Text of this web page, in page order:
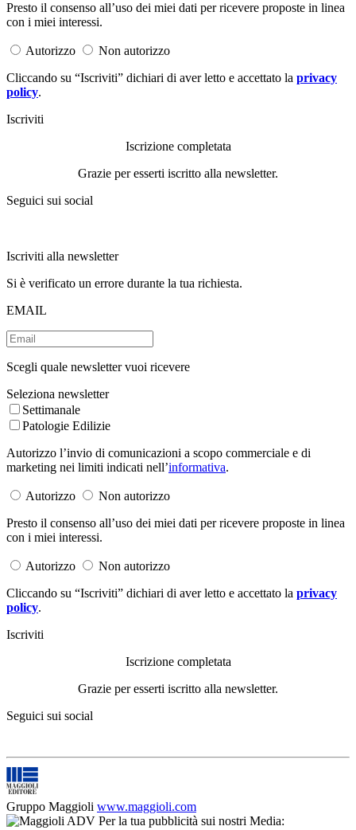
Presto il consenso all’uso dei miei dati per ricevere proposte in linea
con i miei interessi.
Autorizzo
Non autorizzo
Cliccando su “Iscriviti” dichiari di aver letto e accettato la privacy
policy.
Iscriviti
Iscrizione completata
Grazie per esserti iscritto alla newsletter.
Seguici sui social
Iscriviti alla newsletter
Si è verificato un errore durante la tua richiesta.
EMAIL
Scegli quale newsletter vuoi ricevere
Seleziona newsletter
Settimanale
Patologie Edilizie
Autorizzo l’invio di comunicazioni a scopo commerciale e di
marketing nei limiti indicati nell’informativa.
Autorizzo
Non autorizzo
Presto il consenso all’uso dei miei dati per ricevere proposte in linea
con i miei interessi.
Autorizzo
Non autorizzo
Cliccando su “Iscriviti” dichiari di aver letto e accettato la privacy
policy.
Iscriviti
Iscrizione completata
Grazie per esserti iscritto alla newsletter.
Seguici sui social
Gruppo Maggioli www.maggioli.com
Per la tua pubblicità sui nostri Media: